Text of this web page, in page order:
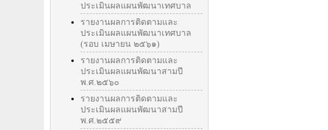
ประเมินผลแผนพัฒนาเทศบาล
รายงานผลการติดตามและ
ประเมินผลแผนพัฒนาเทศบาล
(รอบ เมษายน ๒๕๖๑)
รายงานผลการติดตามและ
ประเมินผลแผนพัฒนาสามปี
พ.ศ.๒๕๖๐
รายงานผลการติดตามและ
ประเมินผลแผนพัฒนาสามปี
พ.ศ.๒๕๕๙